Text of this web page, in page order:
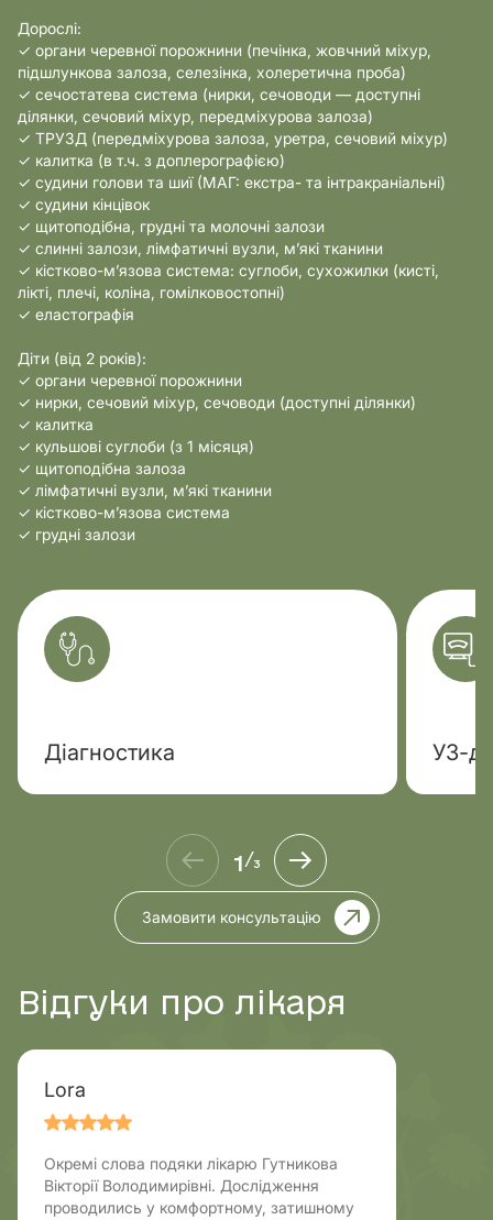
Дорослі:
✓ органи черевної порожнини (печінка, жовчний міхур,
підшлункова залоза, селезінка, холеретична проба)
✓ сечостатева система (нирки, сечоводи — доступні
ділянки, сечовий міхур, передміхурова залоза)
✓ ТРУЗД (передміхурова залоза, уретра, сечовий міхур)
✓ калитка (в т.ч. з доплерографією)
✓ судини голови та шиї (МАГ: екстра- та інтракраніальні)
✓ судини кінцівок
✓ щитоподібна, грудні та молочні залози
✓ слинні залози, лімфатичні вузли, м’які тканини
✓ кістково-м’язова система: суглоби, сухожилки (кисті,
лікті, плечі, коліна, гомілковостопні)
✓ еластографія
Діти (від 2 років):
✓ органи черевної порожнини
✓ нирки, сечовий міхур, сечоводи (доступні ділянки)
✓ калитка
✓ кульшові суглоби (з 1 місяця)
✓ щитоподібна залоза
✓ лімфатичні вузли, м’які тканини
✓ кістково-м’язова система
✓ грудні залози
Діагностика УЗ-
Замовити консультацію
1/3
Відгуки про лікаря
Lora
Окремі слова подяки лікарю Гутникова
Вікторії Володимирівні. Дослідження
проводились у комфортному, затишному